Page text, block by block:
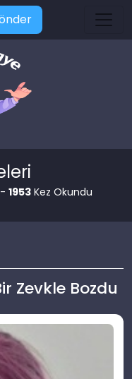
1953Kez Okundu
Zevkle Bozdu